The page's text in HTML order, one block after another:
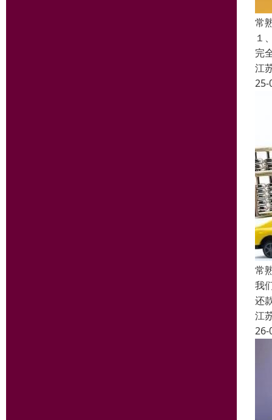
常
１
完
江
25-
常
我
还
江
26-